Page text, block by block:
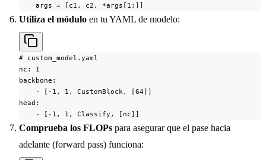
    args = [c1, c2, *args[1:]]
Utiliza el módulo en tu YAML de modelo:
# custom_model.yaml
nc: 1
backbone:
    - [-1, 1, CustomBlock, [64]]
head:
    - [-1, 1, Classify, [nc]]
Comprueba los FLOPs para asegurar que el pase hacia
adelante (forward pass) funciona: